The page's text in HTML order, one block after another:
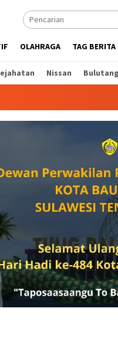
OLAHRAGA TAG BERITA
Nissan